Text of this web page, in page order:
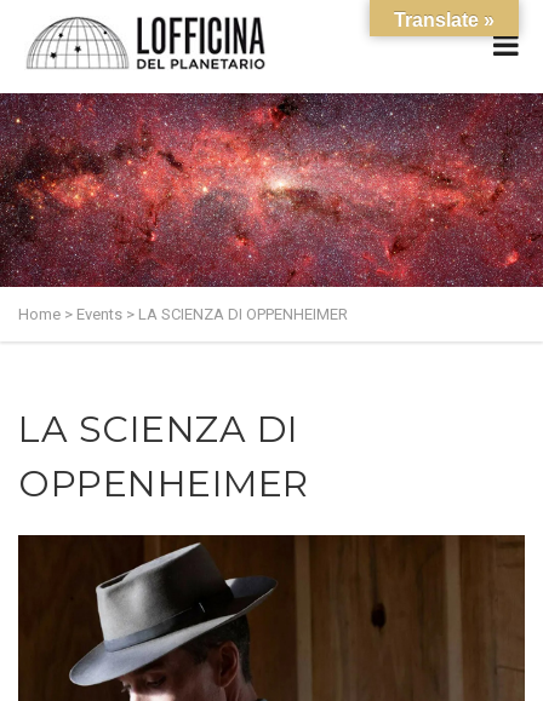
Home > Events > LA SCIENZA DI OPPENHEIMER
LA SCIENZA DI
OPPENHEIMER
Translate »